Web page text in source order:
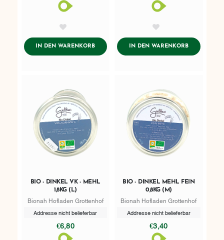
IN DEN WARENKORBADDTOCART IN DEN WARENKORBADDTOCART
BIO - DINKEL VK - MEHL
1,8KG (L)
Bionah Hofladen Grottenhof
Addresse nicht belieferbar
€6,80
BIO - DINKEL MEHL FEIN
0,8KG (M)
Bionah Hofladen Grottenhof
Addresse nicht belieferbar
€3,40